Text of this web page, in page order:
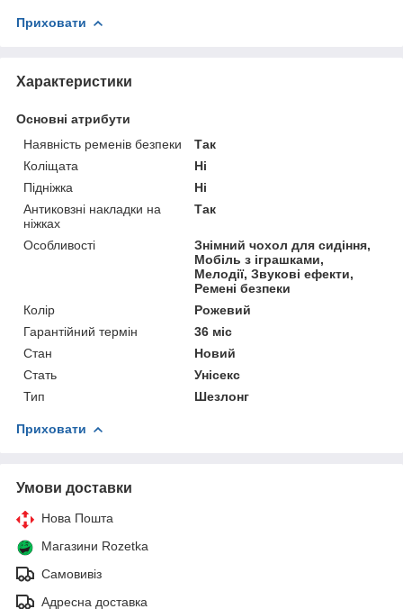
Приховати
Характеристики
Основні атрибути
Наявність ременів безпеки
Так
Коліщата
Ні
Підніжка
Ні
Антиковзні накладки на
ніжках
Так
Особливості
Знімний чохол для сидіння,
Мобіль з іграшками,
Мелодії, Звукові ефекти,
Ремені безпеки
Колір
Рожевий
Гарантійний термін
36 міс
Стан
Новий
Стать
Унісекс
Тип
Шезлонг
Приховати
Умови доставки
Нова Пошта
Магазини Rozetka
Самовивіз
Адресна доставка